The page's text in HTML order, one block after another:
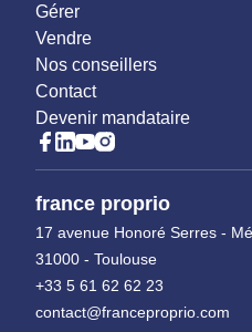
Gérer
Vendre
Nos conseillers
Contact
Devenir mandataire
france proprio
17 avenue Honoré Serres -
31000 - Toulouse
+33 5 61 62 62 23
contact@franceproprio.com